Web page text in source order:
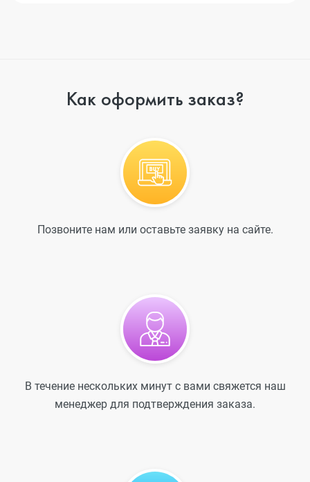
Как оформить заказ?
Позвоните нам или оставьте заявку на сайте.
В течение нескольких минут с вами свяжется наш
менеджер для подтверждения заказа.